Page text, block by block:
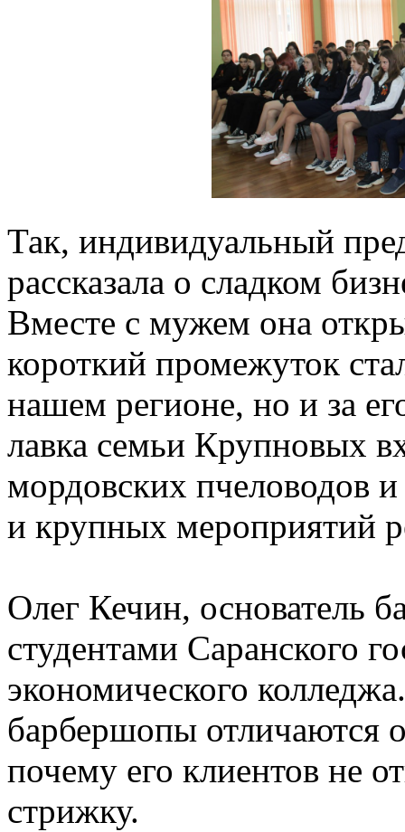
Так, индивидуальный
рассказала о сладком
Вместе с мужем она
короткий промежуток
нашем регионе, но и за
лавка семьи Крупновых
мордовских пчеловодов
и крупных мероприятий
Олег Кечин, основатель
студентами Саранского
экономического
барбершопы отличаются
почему его клиентов не
стрижку.